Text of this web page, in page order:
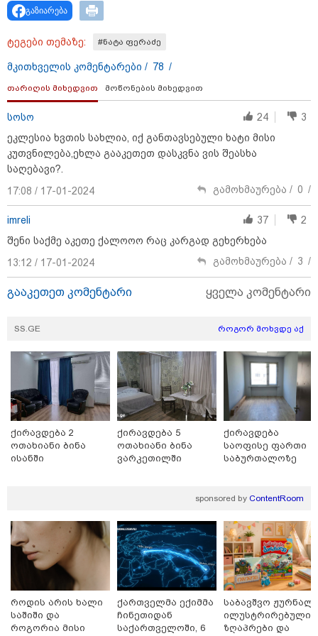
"ვიდეოს ნახვა ჩემთვის იყო სიკვდილი - ისეთი ხმა
აქვს, თითქოს ეხვეწება, ცუდად არის" - 12 წლის წინ
გაუჩინარებული ბიჭის დედა გავრცელებულ ვიდეოზე
პირველ კომენტარს აკეთებს
13:24 / 07-08-2026
ევროპაში საწვავის ფასები მკვეთრად შეიცვალა -
რომელ ქვეყნებშია ბენზინი ყველაზე ძვირი და
15:47 / 07-08-2026
Tower Group და BREEAM - ხარისხის საერთაშორისო
სტანდარტი ქართულ დეველოპმენტში
გაზიარება
ტეგები თემაზე: #ნატა ფერაძე
მკითხველის კომენტარები / 78 /
თარიღის მიხედვით მოწონების მიხედვით
სოსო 24
3
ეკლესია ხვთის სახლია, იქ განთავსებული ხატი მისი
კუთვნილება,ეხლა გააკეთეთ დასკვნა ვის შეასხა
საღებავი?.
17:08 / 17-01-2024
გამოხმაურება / 0 /
imreli 37
2
შენი საქმე აკეთე ქალოოო რაც კარგად გეხერხება
13:12 / 17-01-2024
გამოხმაურება / 3 /
გააკეთეთ კომენტარი ყველა კომენტარი
SS.GE როგორ მოხვდე აქ
ქირავდება 2
ოთახიანი ბინა
ისანში
ქირავდება 5
ოთახიანი ბინა
ვარკეთილში
ქირავდება
საოფისე ფართი
საბურთალოზე
sponsored by ContentRoom
როდის არის ხალი
საშიში და
როგორია მისი
ქართველმა ექიმმა
ჩინეთიდან
საქართველოში, 6
საბავშვო
ილუსტრირებული
ზღაპრები და